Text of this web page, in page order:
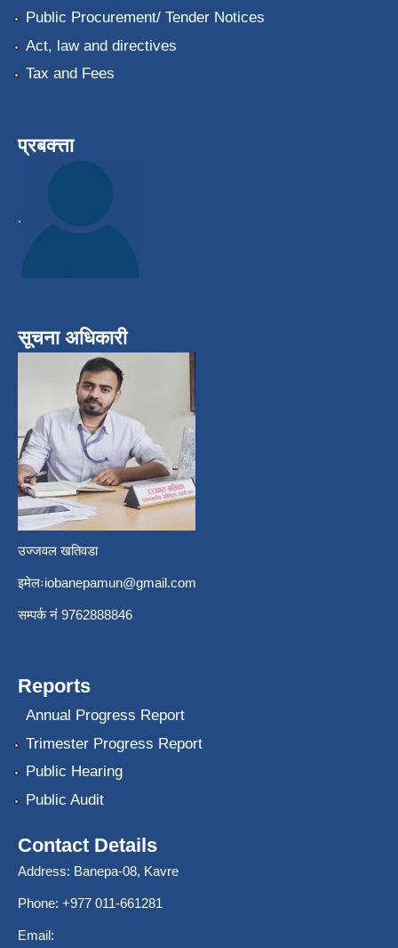
Public Procurement/ Tender Notices
Act, law and directives
Tax and Fees
प्रबक्त्ता
.
सूचना अधिकारी
उज्जवल खतिवडा
इमेलःiobanepamun@gmail.com
सम्पर्क नंं 9762888846
Reports
Annual Progress Report
Trimester Progress Report
Public Hearing
Public Audit
Contact Details
Address: Banepa-08, Kavre
Phone: +977 011-661281
Email: